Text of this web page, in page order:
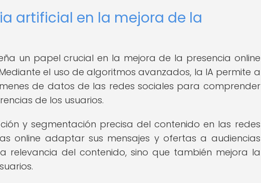
artificial en la mejora de la
un papel crucial en la mejora de la presencia online
el uso de algoritmos avanzados, la IA permite a
de datos de las redes sociales para comprender
de los usuarios.
y segmentación precisa del contenido en las redes
online adaptar sus mensajes y ofertas a audiencias
relevancia del contenido, sino que también mejora la